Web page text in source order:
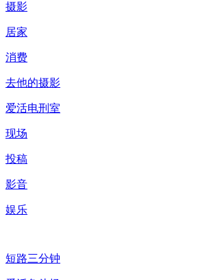
摄影
居家
消费
去他的摄影
爱活电刑室
现场
投稿
影音
娱乐
短路三分钟